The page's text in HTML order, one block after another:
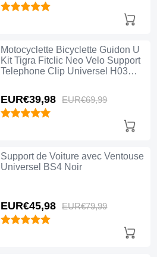
Motocyclette Bicyclette Guidon U
Kit Tigra Fitclic Neo Velo Support
Telephone Clip Universel H03
EUR€39,98 EUR€69,99
Support de Voiture avec Ventouse
Universel BS4 Noir
EUR€45,98 EUR€79,99